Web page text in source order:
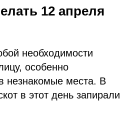
12 апреля
необходимости
особенно
незнакомые места. В
в этот день запирали